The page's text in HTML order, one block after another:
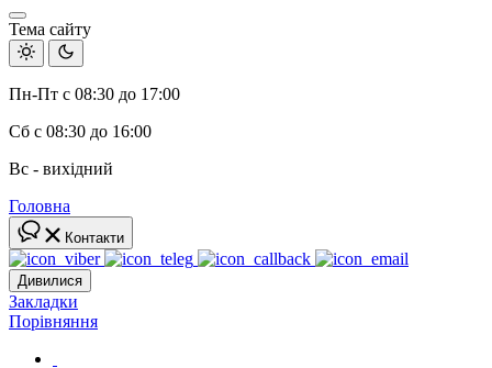
Тема сайту
Пн-Пт с 08:30 до 17:00
Сб с 08:30 до 16:00
Вс - вихідний
Головна
Контакти
Дивилися
Закладки
Порівняння